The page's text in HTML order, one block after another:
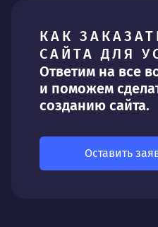
КАК
САЙТА ДЛЯ
Ответим на все
и поможем
созданию сайта.
Оставить